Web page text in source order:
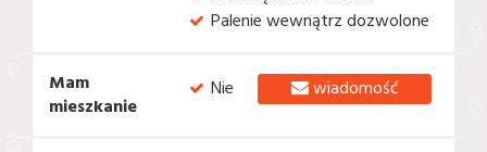
Palenie wewnątrz dozwolone
Mam
mieszkanie
Nie wiadomość